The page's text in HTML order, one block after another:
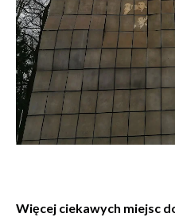
Więcej ciekawych miejsc